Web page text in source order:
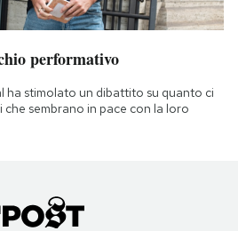
performativo
ha stimolato un dibattito su quanto ci
che sembrano in pace con la loro